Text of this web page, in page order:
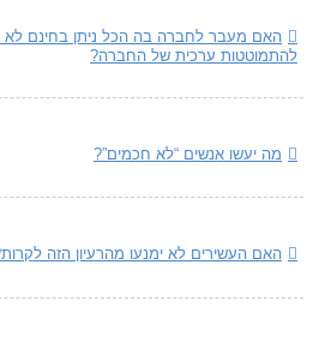
האם מעבר לחברה בה הכל ניתן בחינם לא
להתמוטטות ערכית של החברה?
מה יעשו אנשים “לא חכמים”?
האם העשירים לא ימנעו מהרעיון הזה